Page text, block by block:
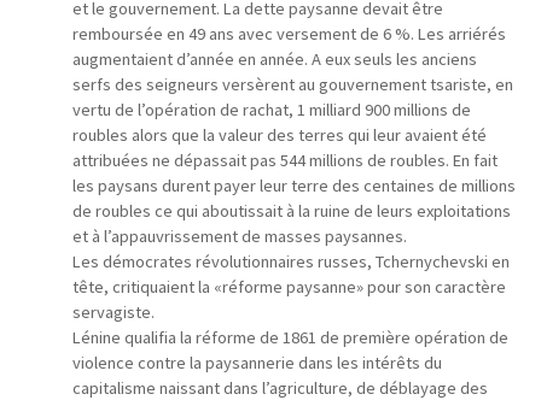
et le gouvernement. La dette paysanne devait être
remboursée en 49 ans avec versement de 6 %. Les arriérés
augmentaient d’année en année. A eux seuls les anciens
serfs des seigneurs versèrent au gouvernement tsariste, en
vertu de l’opération de rachat, 1 milliard 900 millions de
roubles alors que la valeur des terres qui leur avaient été
attribuées ne dépassait pas 544 millions de roubles. En fait
les paysans durent payer leur terre des centaines de millions
de roubles ce qui aboutissait à la ruine de leurs exploitations
et à l’appauvrissement de masses paysannes.
Les démocrates révolutionnaires russes, Tchernychevski en
tête, critiquaient la «réforme paysanne» pour son caractère
servagiste.
Lénine qualifia la réforme de 1861 de première opération de
violence contre la paysannerie dans les intérêts du
capitalisme naissant dans l’agriculture, de déblayage des